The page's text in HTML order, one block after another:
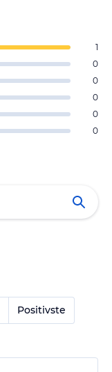
1
0
0
0
0
0
Positivste